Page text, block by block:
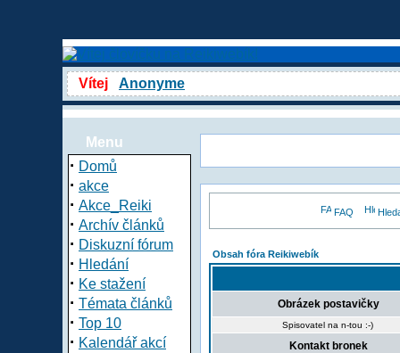
Vítej Anonyme
Menu
· Domů
· akce
· Akce_Reiki
· Archív článků
· Diskuzní fórum
· Hledání
· Ke stažení
· Témata článků
· Top 10
· Kalendář akcí
FAQ
Obsah fóra Reikiwebík
Obrázek postavičky
Spisovatel na n-tou :-)
Kontakt bronek